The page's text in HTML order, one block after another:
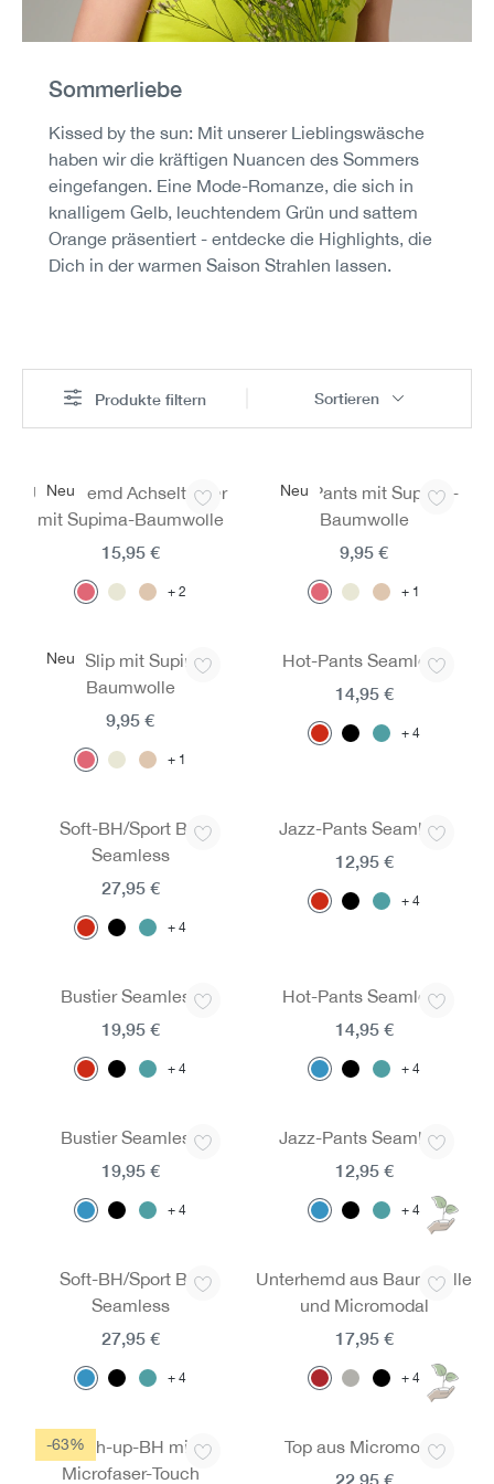
Sommerliebe
Kissed by the sun: Mit unserer Lieblingswäsche
haben wir die kräftigen Nuancen des Sommers
eingefangen. Eine Mode-Romanze, die sich in
knalligem Gelb, leuchtendem Grün und sattem
Orange präsentiert - entdecke die Highlights, die
Dich in der warmen Saison Strahlen lassen.
Produkte filtern Sortieren
Neu
Unterhemd Achselträger
mit Supima-Baumwolle
2
15,95 €
Neu
Jazz-Pants mit Supima-
Baumwolle
1
9,95 €
Neu
Midi-Slip mit Supima-
Baumwolle
1
9,95 €
Hot-Pants Seamless
4
14,95 €
Soft-BH/Sport BH
Seamless
4
27,95 €
Jazz-Pants Seamless
4
12,95 €
Bustier Seamless
4
19,95 €
Hot-Pants Seamless
4
14,95 €
Bustier Seamless
4
19,95 €
Jazz-Pants Seamless
4
12,95 €
Soft-BH/Sport BH
Seamless
4
27,95 €
Unterhemd aus Baumwolle
und Micromodal
4
17,95 €
-63%Push-up-BH mit
Microfaser-Touch
Top aus Micromodal
22,95 €